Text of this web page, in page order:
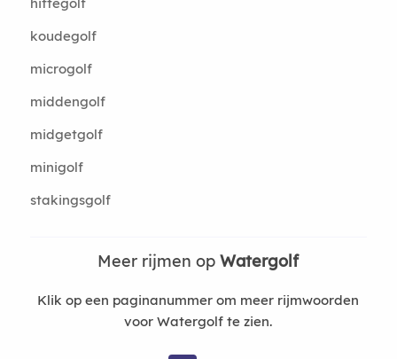
koudegolf
microgolf
middengolf
midgetgolf
minigolf
stakingsgolf
Meer rijmen opWatergolf
Klik op een paginanummer om meer rijmwoorden
voor Watergolf te zien.